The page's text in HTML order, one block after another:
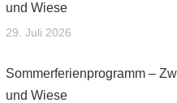
und Wiese
29. Juli 2026
Sommerferienprogramm –
und Wiese